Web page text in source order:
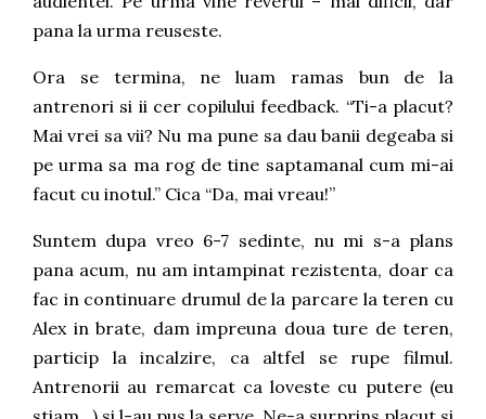
pana la urma reuseste.
Ora se termina, ne luam ramas bun de la
antrenori si ii cer copilului feedback. “Ti-a placut?
Mai vrei sa vii? Nu ma pune sa dau banii degeaba si
pe urma sa ma rog de tine saptamanal cum mi-ai
facut cu inotul.” Cica “Da, mai vreau!”
Suntem dupa vreo 6-7 sedinte, nu mi s-a plans
pana acum, nu am intampinat rezistenta, doar ca
fac in continuare drumul de la parcare la teren cu
Alex in brate, dam impreuna doua ture de teren,
particip la incalzire, ca altfel se rupe filmul.
Antrenorii au remarcat ca loveste cu putere (eu